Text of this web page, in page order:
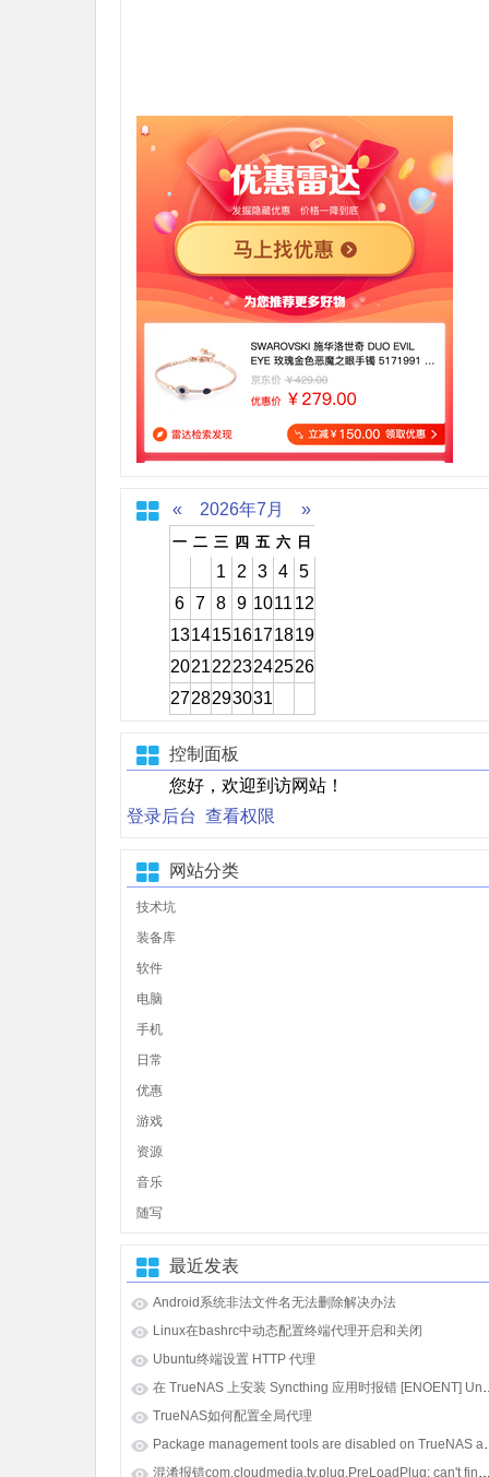
« 2026年7月 »
一 二 三 四 五 六 日
1 2 3 4
5
6
7 8 9 1011 12
13141516171819
20212223242526
2728293031
控制面板
您好，欢迎到访网站！
登录后台 查看权限
网站分类
技术坑
装备库
软件
电脑
手机
日常
优惠
游戏
资源
音乐
随写
最近发表
Android系统非法文件名无法删除解决办法
Linux在bashrc中动态配置终端代理开启和关闭
Ubuntu终端设置 HTTP 代理
在 TrueNAS 上安装
TrueNAS如何配置全局代理
Package
混淆报错com.cloudmedia.tv.plug.PreLoadPlug: can't find